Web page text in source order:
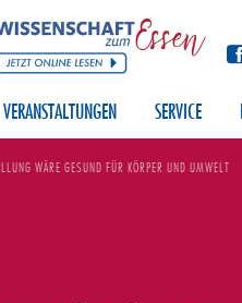
VERANSTALTUNGEN SERVICE
WÄRE GESUND FÜR KÖRPER UND UMWELT